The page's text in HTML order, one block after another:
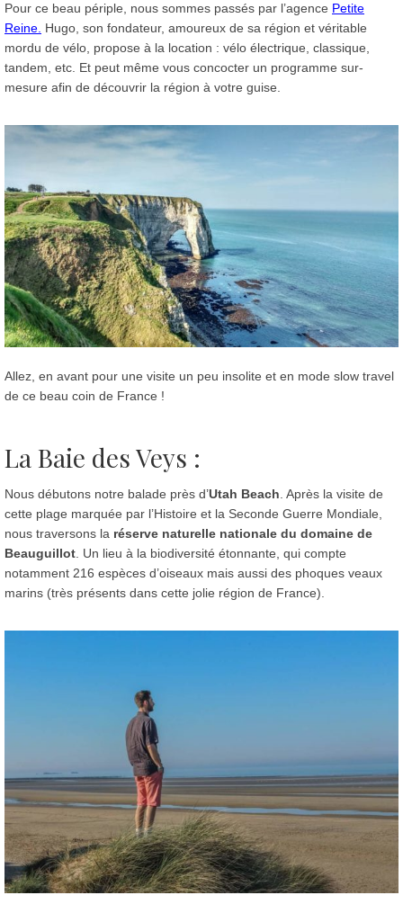
Pour ce beau périple, nous sommes passés par l’agence Petite
Reine. Hugo, son fondateur, amoureux de sa région et véritable
mordu de vélo, propose à la location : vélo électrique, classique,
tandem, etc. Et peut même vous concocter un programme sur-
mesure afin de découvrir la région à votre guise.
Allez, en avant pour une visite un peu insolite et en mode slow travel
de ce beau coin de France !
La Baie des Veys :
Nous débutons notre balade près d’Utah Beach . Après la visite de
cette plage marquée par l’Histoire et la Seconde Guerre Mondiale,
nous traversons la réserve naturelle nationale du domaine de
Beauguillot . Un lieu à la biodiversité étonnante, qui compte
notamment 216 espèces d’oiseaux mais aussi des phoques veaux
marins (très présents dans cette jolie région de France).